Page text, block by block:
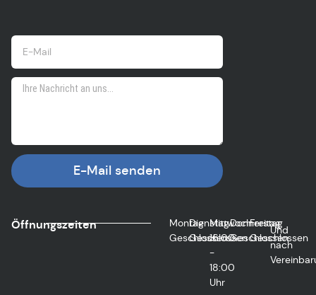
E-Mail senden
Öffnungszeiten
Montag
Geschlossen
Dienstag
Geschlossen
Mittwoch
16:00
-
18:00
Uhr
Donnerstag
Geschlossen
Freitag
Geschlossen
Und
nach